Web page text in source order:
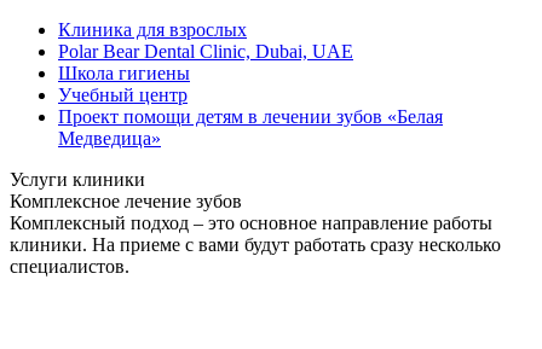
Клиника для взрослых
Polar Bear Dental Clinic, Dubai, UAE
Школа гигиены
Учебный центр
Проект помощи детям в лечении зубов «Белая
Медведица»
Услуги клиники
Комплексное лечение зубов
Комплексный подход – это основное направление работы
клиники. На приеме с вами будут работать сразу несколько
специалистов.